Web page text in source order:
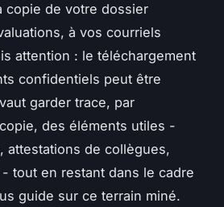
copie de votre dossier
à vos courriels
attention : le téléchargement
confidentiels peut être
garder trace, par
des éléments utiles -
attestations de collègues,
tout en restant dans le cadre
guide sur ce terrain miné.